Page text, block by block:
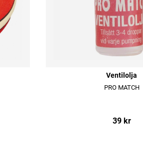
Ventilolja
PRO MATCH
39 kr